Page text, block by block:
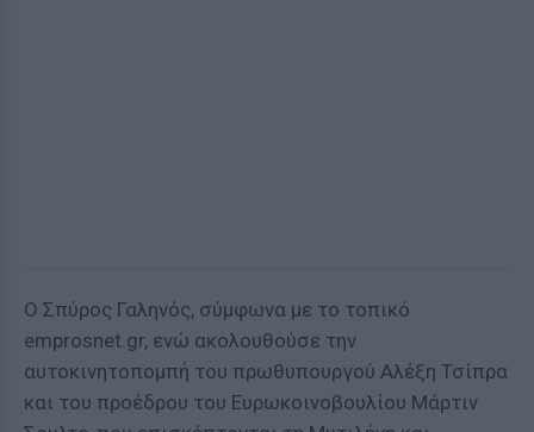
Ο Σπύρος Γαληνός, σύμφωνα με το τοπικό
emprosnet.gr, ενώ ακολουθούσε την
αυτοκινητοπομπή του πρωθυπουργού Αλέξη Τσίπρα
και του προέδρου του Ευρωκοινοβουλίου Μάρτιν